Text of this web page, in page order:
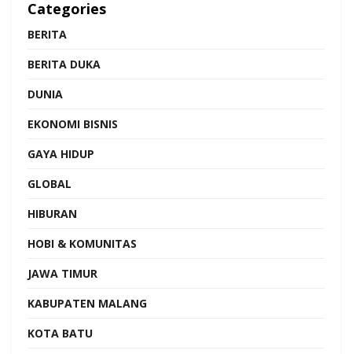
Categories
BERITA
BERITA DUKA
DUNIA
EKONOMI BISNIS
GAYA HIDUP
GLOBAL
HIBURAN
HOBI & KOMUNITAS
JAWA TIMUR
KABUPATEN MALANG
KOTA BATU